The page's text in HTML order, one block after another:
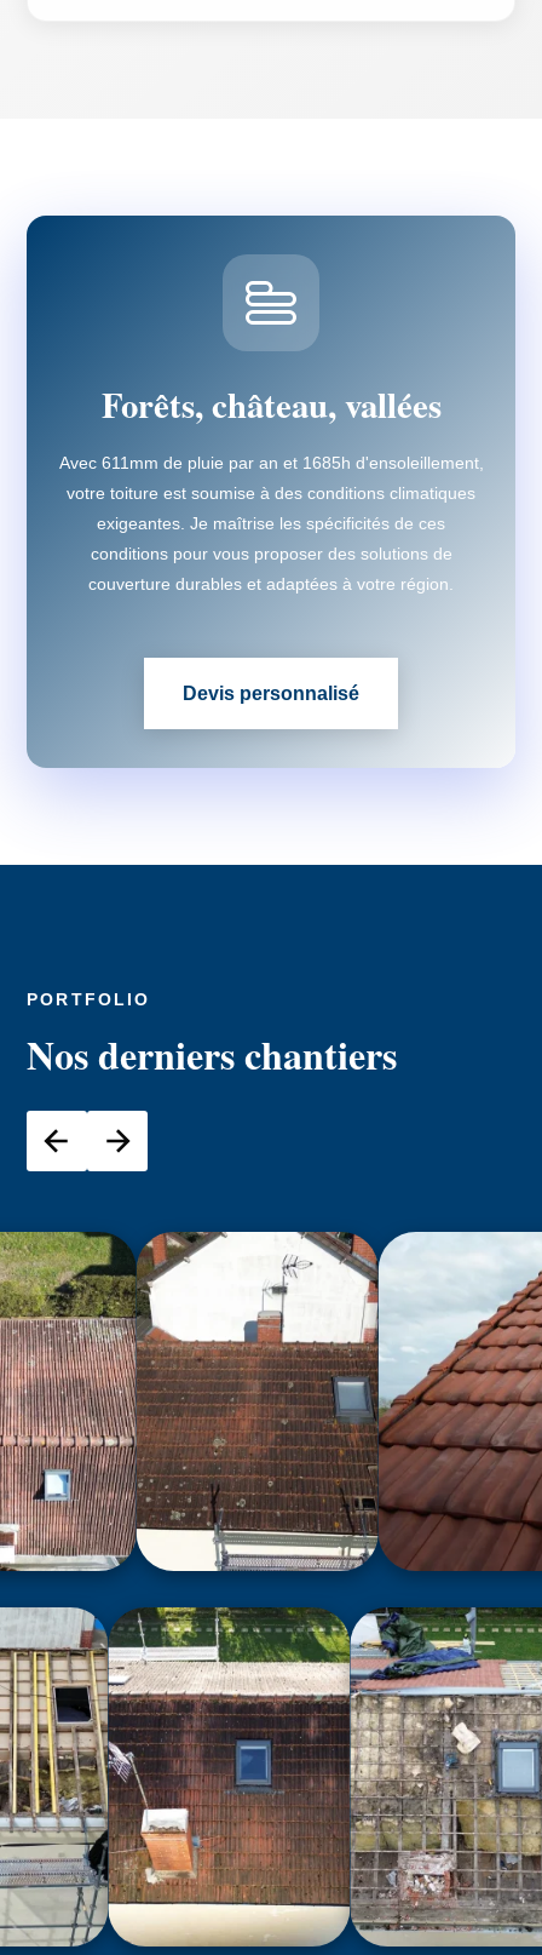
Forêts, château, vallées
Avec 611mm de pluie par an et 1685h d'ensoleillement,
votre toiture est soumise à des conditions climatiques
exigeantes. Je maîtrise les spécificités de ces
conditions pour vous proposer des solutions de
couverture durables et adaptées à votre région.
Devis personnalisé
PORTFOLIO
Nos derniers chantiers